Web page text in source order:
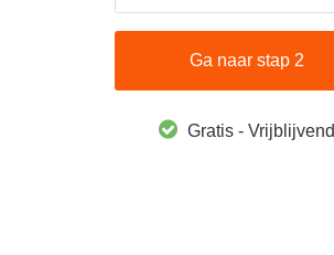
Ga naar stap 2
Gratis - Vrijblijvend